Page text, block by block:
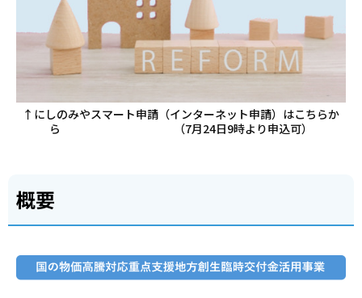
↑にしのみやスマート申請（インターネット申請）はこちらか
ら （7月24日9時より申込可）
概要